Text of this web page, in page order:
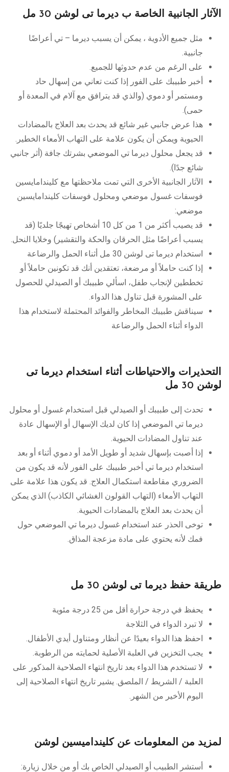
الآثار الجانبية الخاصة ب ديرما تى لوشن 30 مل
مثل جميع الأدوية ، يمكن أن يسبب ديرما – تي أعراضًا
جانبية.
على الرغم من عدم حدوثها للجميع.
أخبر طبيبك على الفور إذا كنت تعاني من إسهال حاد
ومستمر أو دموي (والذي قد يترافق مع آلام في المعدة أو
حمى).
هذا عرض جانبي غير شائع قد يحدث بعد العلاج بالمضادات
الحيوية ويمكن أن يكون علامة على التهاب الأمعاء الخطير.
قد يجعل محلول ديرما تي الموضعي بشرتك جافة (أثر جانبي
شائع جدًا).
الآثار الجانبية الأخرى التي تمت ملاحظتها مع كليندامايسين
فوسفات غسول موضعي ومحلول فوسفات كليندامايسين
موضعي:
قد يصيب أكثر من 1 من كل 10 أشخاص تهيجًا جلديًا (قد
يسبب أعراضًا مثل الحرقان والحكة والتقشير) وخلايا النحل.
استخدام ديرما تى لوشن 30 مل أثناء الحمل والرضاعة
إذا كنت حاملاً أو مرضعة، تعتقدين أنك قد تكونين حاملاً أو
تخططين لإنجاب طفل، اسألي طبيبك أو الصيدلي للحصول
على المشورة قبل تناول هذا الدواء.
سيناقش طبيبك المخاطر والفوائد المحتملة لاستخدام هذا
الدواء أثناء الحمل والرضاعة
التحذيرات والاحتياطات أثناء استخدام ديرما تى
لوشن 30 مل
تحدث إلى طبيبك أو الصيدلي قبل استخدام غسول أو محلول
ديرما تي الموضعي إذا كان لديك الإسهال أو الإسهال عادة
عند تناول المضادات الحيوية.
إذا أصبت بإسهال شديد أو طويل الأمد أو دموي أثناء أو بعد
استخدام ديرما تي أخبر طبيبك على الفور لأنه قد يكون من
الضروري مقاطعة استكمال العلاج. قد يكون هذا علامة على
التهاب الأمعاء (التهاب القولون الغشائي الكاذب) الذي يمكن
أن يحدث بعد العلاج بالمضادات الحيوية.
توخى الحذر عند استخدام غسول ديرما تي الموضعي حول
فمك لأنه يحتوي على مادة مزعجة المذاق.
طريقة حفظ ديرما تى لوشن 30 مل
يحفظ في درجة حرارة أقل من 25 درجة مئوية
لا تبرد الدواء في الثلاجة
احفظ هذا الدواء بعيدًا عن أنظار ومتناول أيدي الأطفال.
يجب التخزين في العلبة الأصلية لحمايته من الرطوبة.
لا تستخدم هذا الدواء بعد تاريخ انتهاء الصلاحية المذكور على
العلبة / الشريط / الملصق. يشير تاريخ انتهاء الصلاحية إلى
اليوم الأخير من الشهر.
لمزيد من المعلومات عن كلينداميسين لوشن
أستشر الطبيب أو الصيدلي الخاص بك أو من خلال زيارة: